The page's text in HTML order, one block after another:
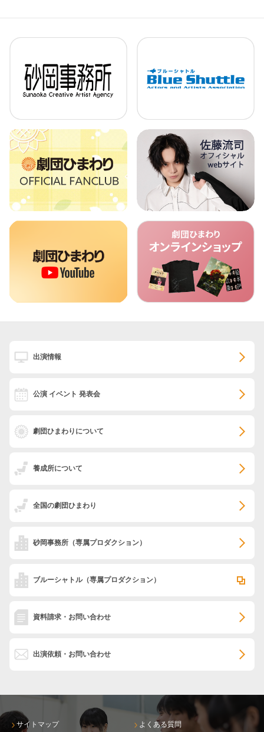
出演情報
公演 イベント 発表会
劇団ひまわりについて
養成所について
全国の劇団ひまわり
砂岡事務所 （専属プロダクション）
ブルーシャトル（専属プロダクション）
資料請求・お問い合わせ
出演依頼・お問い合わせ
サイトマップ
よくある質問